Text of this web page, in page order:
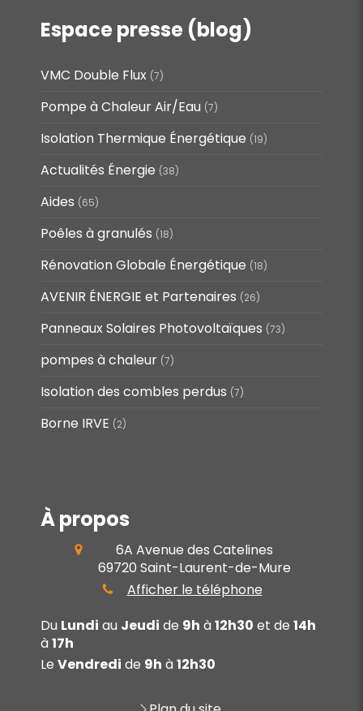
Espace presse (blog)
VMC Double Flux (7)
Pompe à Chaleur Air/Eau (7)
Isolation Thermique Énergétique (19)
Actualités Énergie (38)
Aides (65)
Poêles à granulés (18)
Rénovation Globale Énergétique (18)
AVENIR ÉNERGIE et Partenaires (26)
Panneaux Solaires Photovoltaïques (73)
pompes à chaleur (7)
Isolation des combles perdus (7)
Borne IRVE (2)
À propos
6A Avenue des Catelines
69720 Saint-Laurent-de-Mure
Afficher le téléphone
Du Lundi au Jeudi de 9h à12h30 et de 14h
à17h
Le Vendredi de 9h à12h30